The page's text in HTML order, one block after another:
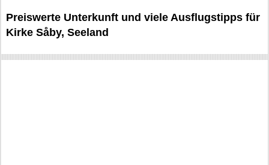
Preiswerte Unterkunft und viele Ausflugstipps für
Kirke Såby, Seeland